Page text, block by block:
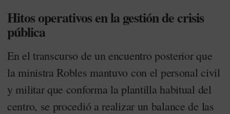
Hitos operativos en la gestión de crisis
pública
En el transcurso de un encuentro posterior que
la ministra Robles mantuvo con el personal civil
y militar que conforma la plantilla habitual del
centro, se procedió a realizar un balance de las